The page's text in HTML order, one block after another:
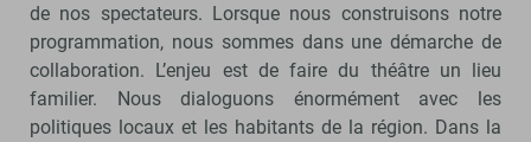
de nos spectateurs. Lorsque nous construisons notre
programmation, nous sommes dans une démarche de
collaboration. L’enjeu est de faire du théâtre un lieu
familier. Nous dialoguons énormément avec les
politiques locaux et les habitants de la région. Dans la